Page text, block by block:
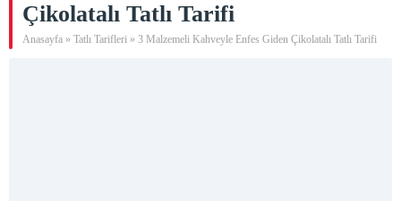
Çikolatalı Tatlı Tarifi
Anasayfa » Tatlı Tarifleri » 3 Malzemeli Kahveyle Enfes Giden Çikolatalı Tatlı Tarifi